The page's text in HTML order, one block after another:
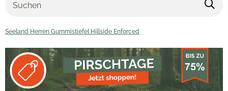
Seeland Herren Gummistiefel Hillside Enforced